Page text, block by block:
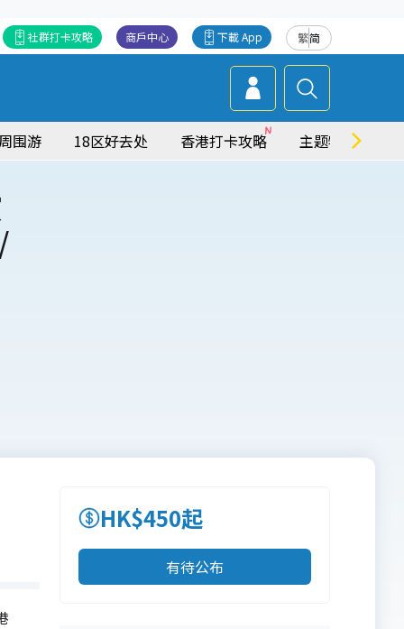
繁简
下載 App
商戶中心
社群打卡攻略
周围游 18区好去处 香港打卡攻略 主题特集
HK$450起
有待公布